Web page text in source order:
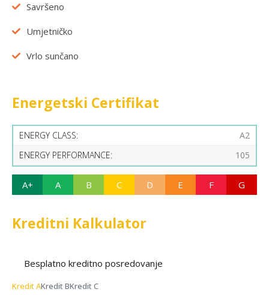
Savršeno
Umjetničko
Vrlo sunčano
Energetski Certifikat
ENERGY CLASS:
A2
ENERGY PERFORMANCE:
105
A+ A B C D E F G
Kreditni Kalkulator
Besplatno kreditno posredovanje
Kredit AKredit BKredit C